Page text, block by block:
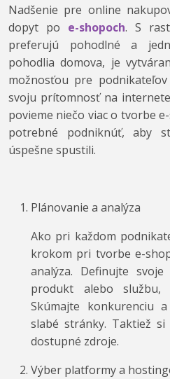
Nadšenie pre online
dopyt po e-shopoch. S
preferujú pohodlné a
pohodlia domova, je
možnosťou pre
svoju prítomnosť na
povieme niečo viac o tvorbe
potrebné podniknúť, aby
úspešne spustili.
Plánovanie a analýza
Ako pri každom
krokom pri tvorbe e-
analýza. Definujte
produkt alebo
Skúmajte konkurenciu
slabé stránky. Taktiež
dostupné zdroje.
Výber platformy a